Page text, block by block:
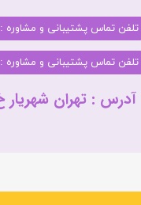
تلفن تماس پشتیبانی و مشاوره : 09123207268
تلفن تماس پشتیبانی و مشاوره : 02165278985